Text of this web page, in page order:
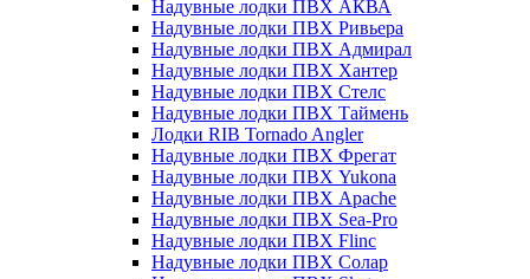
Надувные лодки ПВХ АКВА
Надувные лодки ПВХ Ривьера
Надувные лодки ПВХ Адмирал
Надувные лодки ПВХ Хантер
Надувные лодки ПВХ Стелс
Надувные лодки ПВХ Таймень
Лодки RIB Tornado Angler
Надувные лодки ПВХ Фрегат
Надувные лодки ПВХ Yukona
Надувные лодки ПВХ Apache
Надувные лодки ПВХ Sea-Pro
Надувные лодки ПВХ Flinc
Надувные лодки ПВХ Солар